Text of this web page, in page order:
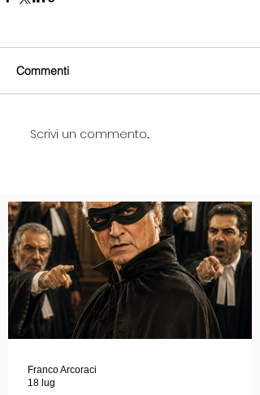
Commenti
Scrivi un commento...
Franco Arcoraci
18 lug